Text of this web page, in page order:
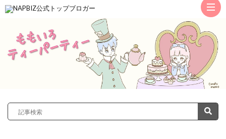
ト
ッ
プ
サ
レ